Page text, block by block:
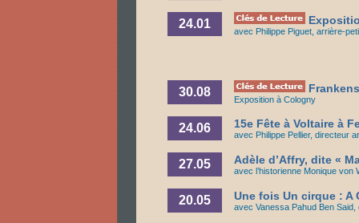
24.01
avec Philippe Piguet, arrière-
30.08
Exposition à Cologny
24.06 15e Fête à Voltaire à
avec Philippe Pellier, directeur
27.05 Adèle d’Affry, dite «
avec l’historienne Monique
20.05 Une fois Un cirque : A
avec Vanessa Pahud Ben